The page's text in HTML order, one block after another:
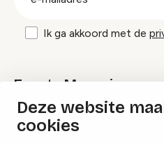
Deze website
cookies
Ik ga akkoord met de
Events Magazine
Ik ontvang graag